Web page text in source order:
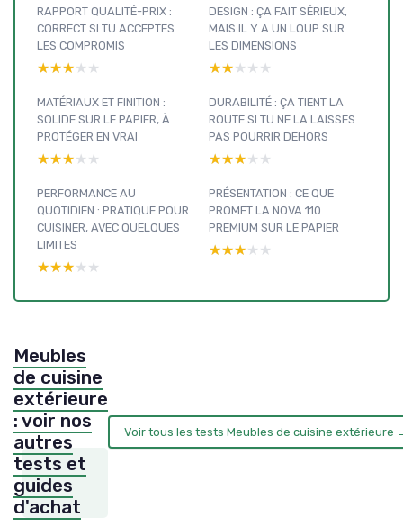
RAPPORT QUALITÉ-PRIX :
CORRECT SI TU ACCEPTES
LES COMPROMIS
★★★★★
★★★★★
DESIGN : ÇA FAIT SÉRIEUX,
MAIS IL Y A UN LOUP SUR
LES DIMENSIONS
★★★★★
★★★★★
MATÉRIAUX ET FINITION :
SOLIDE SUR LE PAPIER, À
PROTÉGER EN VRAI
★★★★★
★★★★★
DURABILITÉ : ÇA TIENT LA
ROUTE SI TU NE LA LAISSES
PAS POURRIR DEHORS
★★★★★
★★★★★
PERFORMANCE AU
QUOTIDIEN : PRATIQUE POUR
CUISINER, AVEC QUELQUES
LIMITES
★★★★★
★★★★★
PRÉSENTATION : CE QUE
PROMET LA NOVA 110
PREMIUM SUR LE PAPIER
★★★★★
★★★★★
Meubles
de cuisine
extérieure
: voir nos
autres
tests et
guides
d'achat
Voir tous les tests Meubles de cuisine extérieure